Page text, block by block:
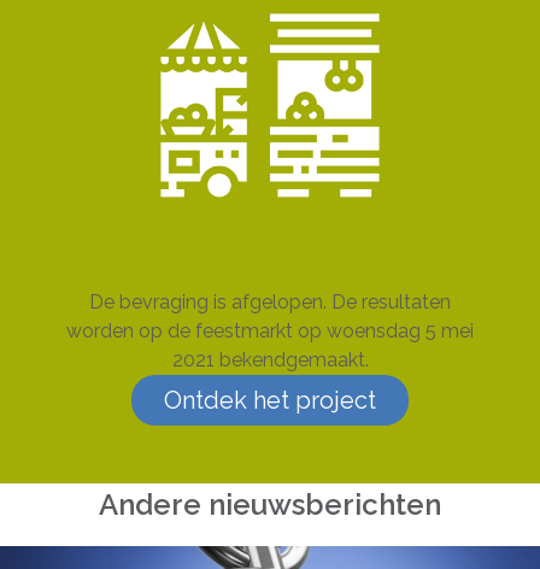
De bevraging is afgelopen. De resultaten
worden op de feestmarkt op woensdag 5 mei
2021 bekendgemaakt.
Ontdek het project
Andere nieuwsberichten